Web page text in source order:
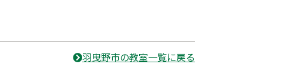
羽曳野市の教室一覧に戻る